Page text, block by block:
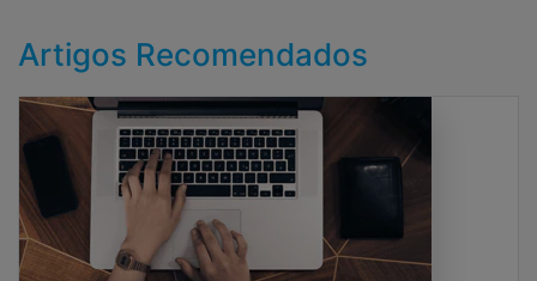
Artigos Recomendados